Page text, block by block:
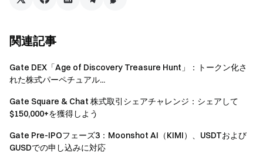
待タスクを完了することを推奨します。これによりタ
取引高＝買い取引高＋売り取引高
配布されます。イベント1の報酬はリアルタイムで付
与されます。賞金プールには上限があり、先着順で実
際の配布状況により付与されます。報酬が付与されな
い場合は、賞金プールが終了したことを意味します。
関連記事
Gate DEX「Age of Discovery Treasure Hunt」：トークン化さ
れた株式パーペチュアル...
Gate Square & Chat 株式取引シェアチャレンジ：シェアして
$150,000+を獲得しよう
Gate Pre-IPOフェーズ3：Moonshot AI（KIMI）、USDTおよび
GUSDでの申し込みに対応